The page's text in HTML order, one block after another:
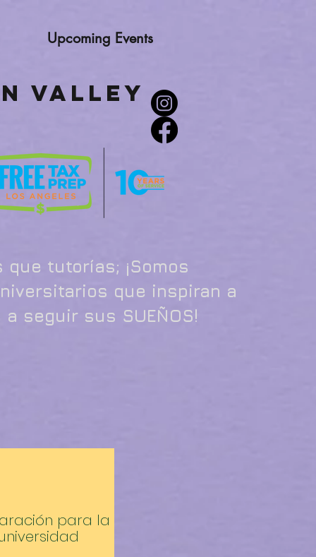
Upcoming Events
Valley
que tutorías; ¡Somos
que inspiran a
seguir sus SUEÑOS!
para la